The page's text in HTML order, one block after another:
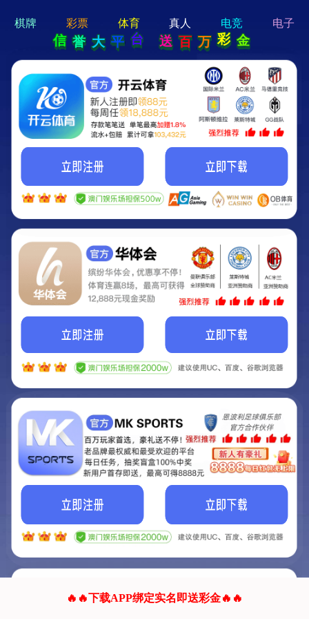
hi 💗
Hey Guys!
我们即将上线啦...
我们的网站正在建设.
它将是非常棒的网站.
联系我们!